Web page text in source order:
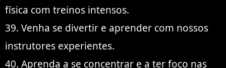
física com treinos intensos.
39. Venha se divertir e aprender com nossos
instrutores experientes.
40. Aprenda a se concentrar e a ter foco nas